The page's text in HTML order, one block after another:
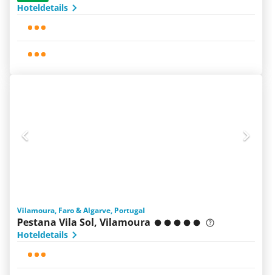
Hoteldetails
Vilamoura, Faro & Algarve, Portugal
Pestana Vila Sol, Vilamoura
Hoteldetails